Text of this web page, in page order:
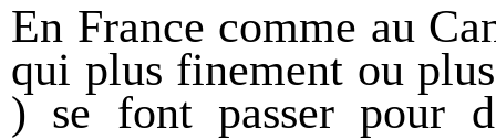
En France comme au
qui plus finement ou
) se font passer pour